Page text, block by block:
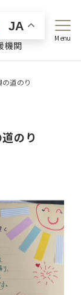
機関
Menu
道のり
のり
JA